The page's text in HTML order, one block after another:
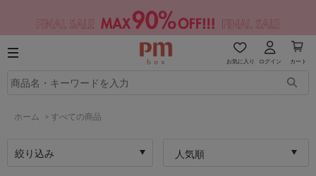
お気に入り ログイン カート
ホーム > すべての商品
絞り込み 人気順